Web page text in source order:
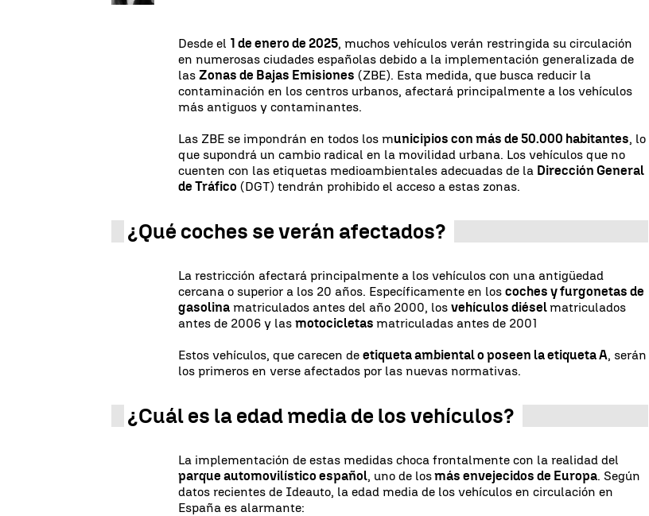
Desde el 1 de enero de 2025, muchos vehículos verán restringida su circulación
en numerosas ciudades españolas debido a la implementación generalizada de
lasZonas de Bajas Emisiones (ZBE). Esta medida, que busca reducir la
contaminación en los centros urbanos, afectará principalmente a los vehículos
más antiguos y contaminantes.
Las ZBE se impondrán en todos los municipios con más de 50.000 habitantes, lo
que supondrá un cambio radical en la movilidad urbana. Los vehículos que no
cuenten con las etiquetas medioambientales adecuadas de la Dirección General
de Tráfico (DGT) tendrán prohibido el acceso a estas zonas.
¿Qué coches se verán afectados?
La restricción afectará principalmente a los vehículos con una antigüedad
cercana o superior a los 20 años. Específicamente en loscoches y furgonetas de
gasolina matriculados antes del año 2000, losvehículos diéselmatriculados
antes de 2006 y lasmotocicletasmatriculadas antes de 2001
Estos vehículos, que carecen deetiqueta ambiental o poseen la etiqueta A, serán
los primeros en verse afectados por las nuevas normativas.
¿Cuál es la edad media de los vehículos?
La implementación de estas medidas choca frontalmente con la realidad del
parque automovilístico español, uno de losmás envejecidos de Europa. Según
datos recientes de Ideauto, la edad media de los vehículos en circulación en
España es alarmante: